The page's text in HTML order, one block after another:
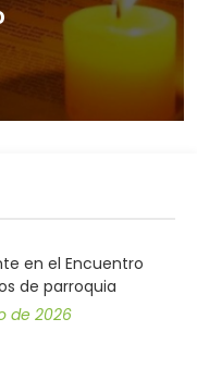
en el Encuentro
de parroquia
de 2026